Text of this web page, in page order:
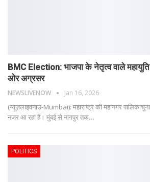
BMC Election: भाजपा के नेतृत्व वाले
ओर अग्रसर
NEWSLIVENOW Jan 16, 2026
(न्यूज़लाइवनाउ-Mumbai): महाराष्ट्र की महानगर
नजर आ रहा है। मुंबई से नागपुर तक…
POLITICS